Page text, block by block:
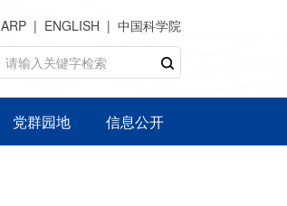
ARP ENGLISH 中国科学院
党群园地 信息公开